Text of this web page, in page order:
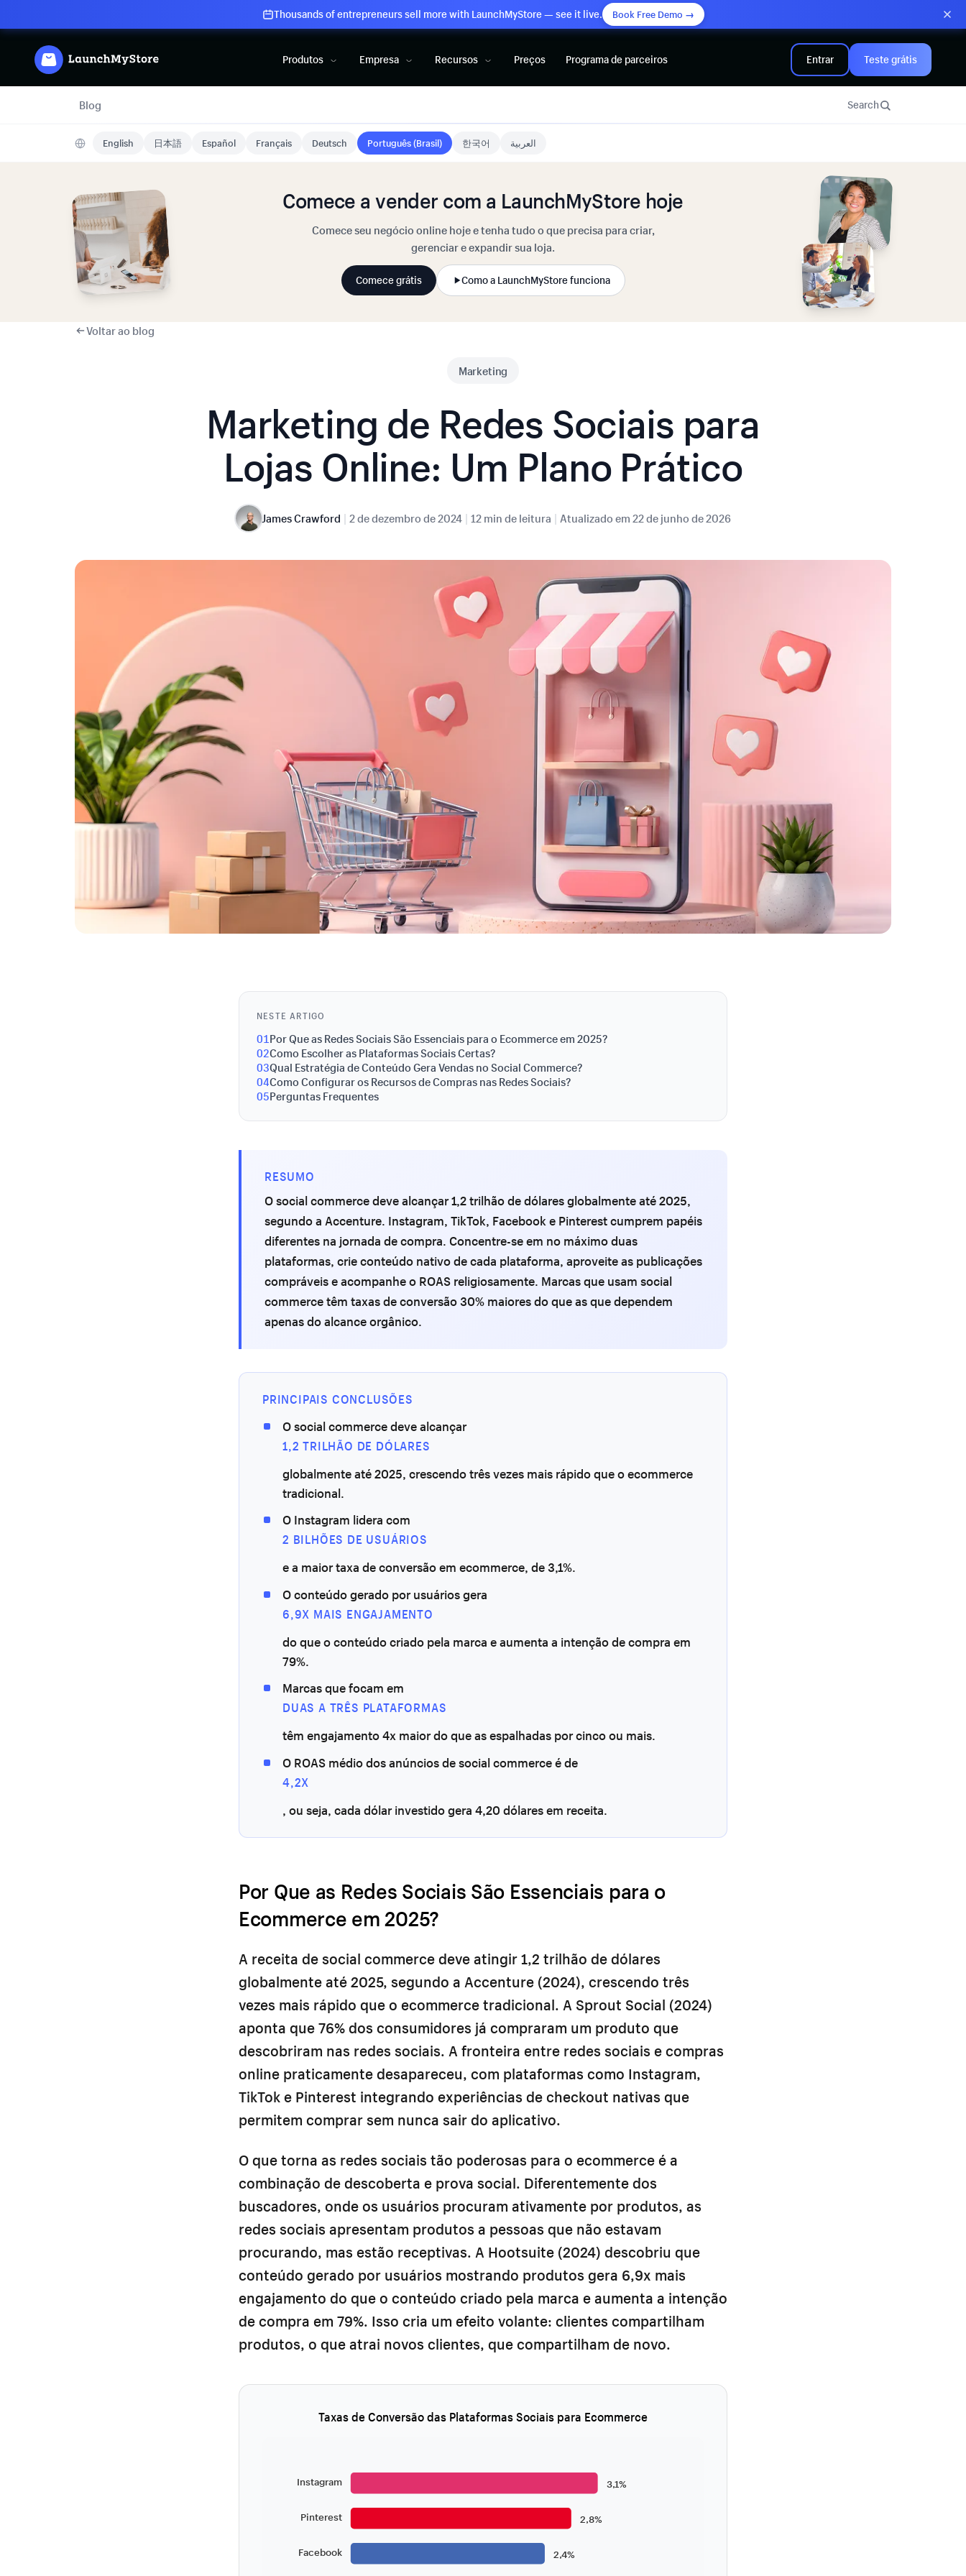
Thousands of entrepreneurs sell more with LaunchMyStore — see it live. Book Free Demo →
Produtos Empresa Recursos Preços Programa de parceiros Entrar Teste grátis
Blog Search
English 日本語 Español Français Deutsch Português (Brasil) 한국어 العربية
Comece a vender com a LaunchMyStore hoje
Comece seu negócio online hoje e tenha tudo o que precisa para criar,
gerenciar e expandir sua loja.
Comece grátis Como a LaunchMyStore funciona
Voltar ao blog
Marketing
Marketing de Redes Sociais para
Lojas Online: Um Plano Prático
James Crawford | 2 de dezembro de 2024 | 12 min de leitura | Atualizado em 22 de junho de 2026
NESTE ARTIGO
01Por Que as Redes Sociais São Essenciais para o Ecommerce em 2025?
02Como Escolher as Plataformas Sociais Certas?
03Qual Estratégia de Conteúdo Gera Vendas no Social Commerce?
04Como Configurar os Recursos de Compras nas Redes Sociais?
05Perguntas Frequentes
RESUMO
O social commerce deve alcançar 1,2 trilhão de dólares globalmente até 2025,
segundo a Accenture. Instagram, TikTok, Facebook e Pinterest cumprem papéis
diferentes na jornada de compra. Concentre-se em no máximo duas
plataformas, crie conteúdo nativo de cada plataforma, aproveite as publicações
compráveis e acompanhe o ROAS religiosamente. Marcas que usam social
commerce têm taxas de conversão 30% maiores do que as que dependem
apenas do alcance orgânico.
PRINCIPAIS CONCLUSÕES
O social commerce deve alcançar
1,2 TRILHÃO DE DÓLARES
globalmente até 2025, crescendo três vezes mais rápido que o ecommerce
tradicional.
O Instagram lidera com
2 BILHÕES DE USUÁRIOS
e a maior taxa de conversão em ecommerce, de 3,1%.
O conteúdo gerado por usuários gera
6,9X MAIS ENGAJAMENTO
do que o conteúdo criado pela marca e aumenta a intenção de compra em
79%.
Marcas que focam em
DUAS A TRÊS PLATAFORMAS
têm engajamento 4x maior do que as espalhadas por cinco ou mais.
O ROAS médio dos anúncios de social commerce é de
4,2X
, ou seja, cada dólar investido gera 4,20 dólares em receita.
Por Que as Redes Sociais São Essenciais para o
Ecommerce em 2025?
A receita de social commerce deve atingir 1,2 trilhão de dólares
globalmente até 2025, segundo a Accenture (2024), crescendo três
vezes mais rápido que o ecommerce tradicional. A Sprout Social (2024)
aponta que 76% dos consumidores já compraram um produto que
descobriram nas redes sociais. A fronteira entre redes sociais e compras
online praticamente desapareceu, com plataformas como Instagram,
TikTok e Pinterest integrando experiências de checkout nativas que
permitem comprar sem nunca sair do aplicativo.
O que torna as redes sociais tão poderosas para o ecommerce é a
combinação de descoberta e prova social. Diferentemente dos
buscadores, onde os usuários procuram ativamente por produtos, as
redes sociais apresentam produtos a pessoas que não estavam
procurando, mas estão receptivas. A Hootsuite (2024) descobriu que
conteúdo gerado por usuários mostrando produtos gera 6,9x mais
engajamento do que o conteúdo criado pela marca e aumenta a intenção
de compra em 79%. Isso cria um efeito volante: clientes compartilham
produtos, o que atrai novos clientes, que compartilham de novo.
Taxas de Conversão das Plataformas Sociais para Ecommerce
Instagram 3,1%
Pinterest 2,8%
Facebook 2,4%